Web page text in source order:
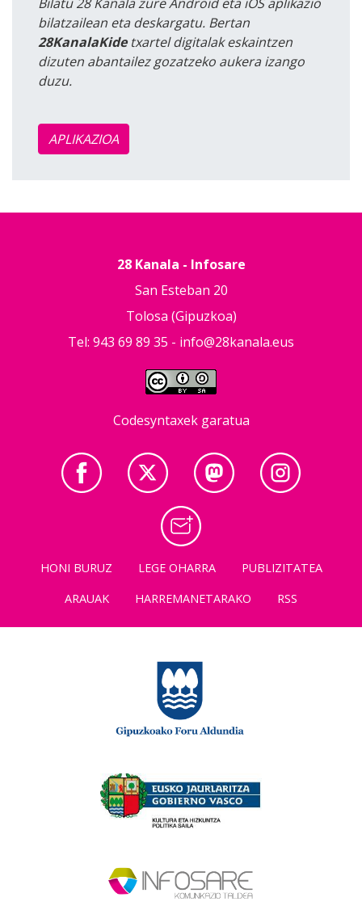
bilatzailean eta deskargatu. Bertan
28KanalaKidetxartel digitalak eskaintzen
dizuten abantailez gozatzeko aukera izango
duzu.
APLIKAZIOA
28 Kanala - Infosare
San Esteban 20
Tolosa (Gipuzkoa)
Tel: 943 69 89 35 - info@28kanala.eus
Codesyntaxek garatua
HONI BURUZ LEGE OHARRA
PUBLIZITATEA
ARAUAK
HARREMANETARAKO RSS